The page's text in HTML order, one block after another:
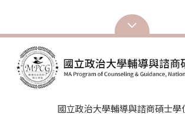
趨勢。羅崇銘及團隊運用深度學習整合影
類與多模態生理資訊，建構可預測住院
後續恢復軌跡的模型。結合放射影像與臨
升醫療團隊的判讀精準度，更早辨識高風
更具前瞻性的治療策略。本案展現本校
像分析領域的研發能量。 輔導與諮商碩士學位學程的吳珮
「心響：結合情緒軌跡與生理節律之自殺
國立政治大學輔導與諮商碩士學